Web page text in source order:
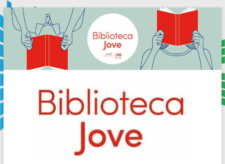
Skip
content